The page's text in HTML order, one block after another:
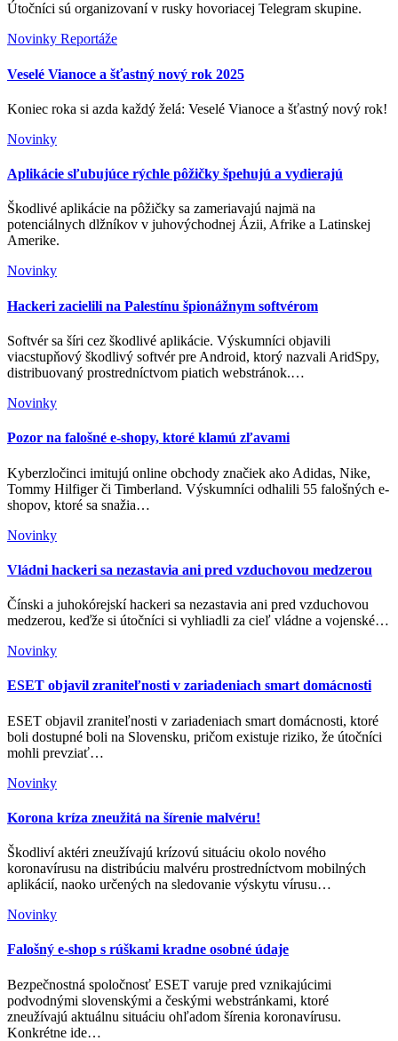
Útočníci sú organizovaní v rusky hovoriacej Telegram skupine.
Novinky Reportáže
Veselé Vianoce a šťastný nový rok 2025
Koniec roka si azda každý želá: Veselé Vianoce a šťastný nový rok!
Novinky
Aplikácie sľubujúce rýchle pôžičky špehujú a vydierajú
Škodlivé aplikácie na pôžičky sa zameriavajú najmä na
potenciálnych dlžníkov v juhovýchodnej Ázii, Afrike a Latinskej
Amerike.
Novinky
Hackeri zacielili na Palestínu špionážnym softvérom
Softvér sa šíri cez škodlivé aplikácie. Výskumníci objavili
viacstupňový škodlivý softvér pre Android, ktorý nazvali AridSpy,
distribuovaný prostredníctvom piatich webstránok.…
Novinky
Pozor na falošné e-shopy, ktoré klamú zľavami
Kyberzločinci imitujú online obchody značiek ako Adidas, Nike,
Tommy Hilfiger či Timberland. Výskumníci odhalili 55 falošných e-
shopov, ktoré sa snažia…
Novinky
Vládni hackeri sa nezastavia ani pred vzduchovou medzerou
Čínski a juhokórejskí hackeri sa nezastavia ani pred vzduchovou
medzerou, keďže si útočníci si vyhliadli za cieľ vládne a vojenské…
Novinky
ESET objavil zraniteľnosti v zariadeniach smart domácnosti
ESET objavil zraniteľnosti v zariadeniach smart domácnosti, ktoré
boli dostupné boli na Slovensku, pričom existuje riziko, že útočníci
mohli prevziať…
Novinky
Korona kríza zneužitá na šírenie malvéru!
Škodliví aktéri zneužívajú krízovú situáciu okolo nového
koronavírusu na distribúciu malvéru prostredníctvom mobilných
aplikácií, naoko určených na sledovanie výskytu vírusu…
Novinky
Falošný e-shop s rúškami kradne osobné údaje
Bezpečnostná spoločnosť ESET varuje pred vznikajúcimi
podvodnými slovenskými a českými webstránkami, ktoré
zneužívajú aktuálnu situáciu ohľadom šírenia koronavírusu.
Konkrétne ide…